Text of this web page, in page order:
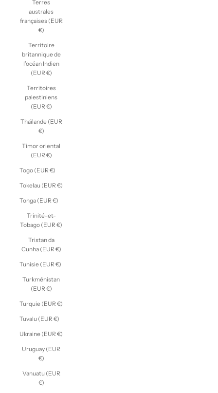
Terres
australes
françaises (EUR
€)
Territoire
britannique de
l’océan Indien
(EUR €)
Territoires
palestiniens
(EUR €)
Thaïlande (EUR
€)
Timor oriental
(EUR €)
Togo (EUR €)
Tokelau (EUR €)
Tonga (EUR €)
Trinité-et-
Tobago (EUR €)
Tristan da
Cunha (EUR €)
Tunisie (EUR €)
Turkménistan
(EUR €)
Turquie (EUR €)
Tuvalu (EUR €)
Ukraine (EUR €)
Uruguay (EUR
€)
Vanuatu (EUR
€)